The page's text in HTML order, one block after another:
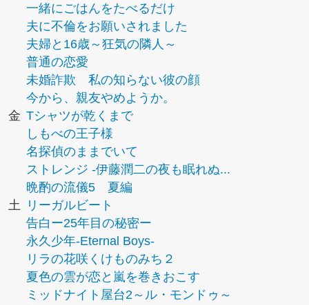
一緒にごはんをたべるだけ
夫に不倫をお願いされました
夫婦と16歳～狂気の隣人～
普通の恋愛
未婚詐欺 私の知らない彼の顔
今から、親友やめようか。
金 Tシャツが乾くまで
しもべの王子様
名探偵のままでいて
ストレンジ -伊藤潤二の夜も眠れぬ...
晩酌の流儀5 夏編
土
リーガルビート
告白ー25年目の秘密ー
永久少年-Eternal Boys-
リラの花咲くけものみち２
夏色の雲が恋と嵐を巻きおこす
ミッドナイト屋台2～ル・モンドゥ～